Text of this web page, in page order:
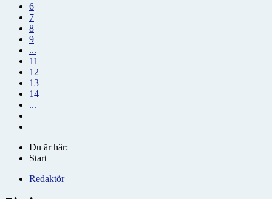
6
7
8
9
...
11
12
13
14
...
Du är här:
Start
Redaktör